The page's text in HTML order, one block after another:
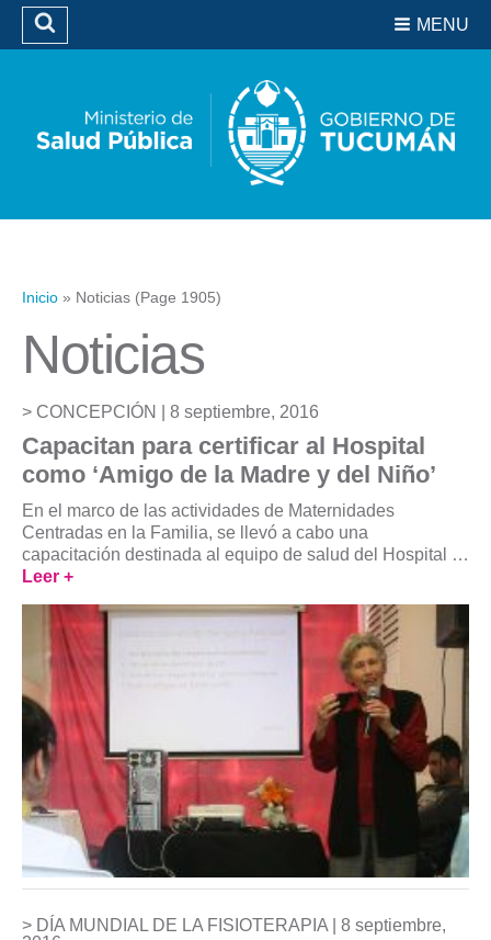
Biblioteca
MENU
Buscar
Inicio » Noticias (Page 1905)
Noticias
CONCEPCIÓN | 8 septiembre, 2016
Capacitan para certificar al Hospital
como ‘Amigo de la Madre y del Niño’
En el marco de las actividades de Maternidades
Centradas en la Familia, se llevó a cabo una
capacitación destinada al equipo de salud del Hospital …
Leer +
DÍA MUNDIAL DE LA FISIOTERAPIA | 8 septiembre,